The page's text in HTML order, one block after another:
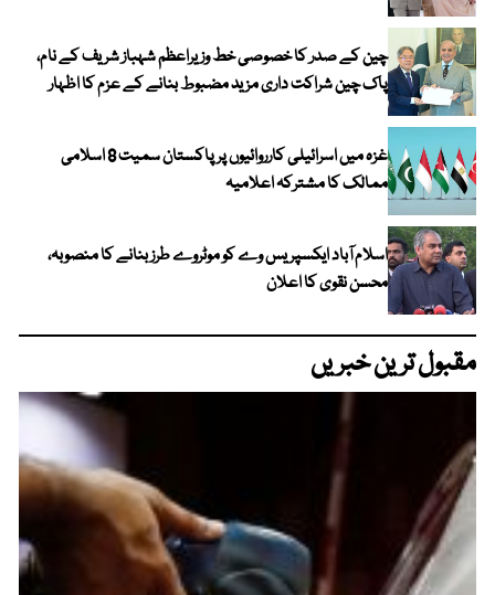
چین کے صدر کا خصوصی خط وزیراعظم شہباز شریف کے نام،
پاک چین شراکت داری مزید مضبوط بنانے کے عزم کا اظہار
غزہ میں اسرائیلی کارروائیوں پر پاکستان سمیت 8 اسلامی
ممالک کا مشترکہ اعلامیہ
اسلام آباد ایکسپریس وے کو موٹروے طرز بنانے کا منصوبہ،
محسن نقوی کا اعلان
مقبول ترین خبریں